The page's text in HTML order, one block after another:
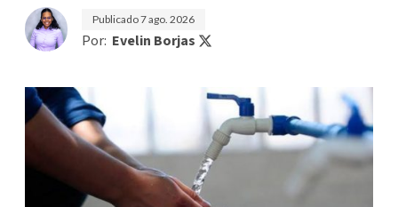
Publicado7 ago. 2026
Por: Evelin Borjas